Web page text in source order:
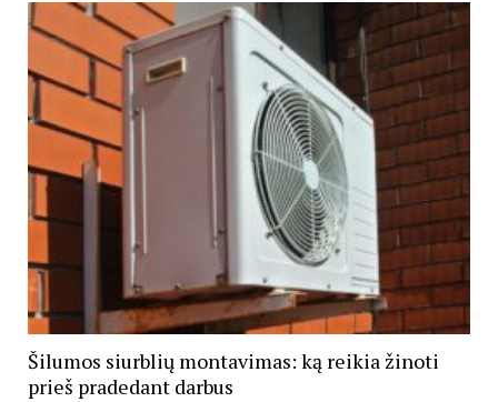
Šilumos siurblių montavimas: ką reikia žinoti
prieš pradedant darbus